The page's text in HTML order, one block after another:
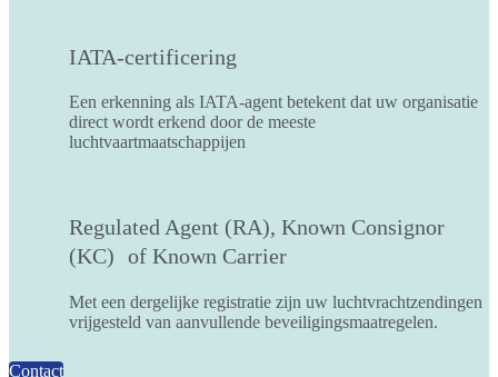
IATA-certificering
Een erkenning als IATA-agent betekent dat uw organisatie
direct wordt erkend door de meeste
luchtvaartmaatschappijen
Regulated Agent (RA), Known Consignor
(KC) of Known Carrier
Met een dergelijke registratie zijn uw luchtvrachtzendingen
vrijgesteld van aanvullende beveiligingsmaatregelen.
Contact